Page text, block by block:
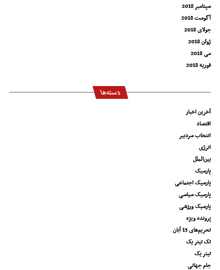
سپتامبر 2018
آگوست 2018
جولای 2018
ژوئن 2018
می 2018
فوریه 2018
دسته‌ها
آخرین اخبار
اقتصاد
انتخاب سردبیر
انرژی
بین‌الملل
پارسیک
پارسیک اجتماعی
پارسیک سیاسی
پارسیک ورزشی
پرونده ویژه
تحریم‌های 13 آبان
تک تیتر یک
تیتر یک
جام جهانی